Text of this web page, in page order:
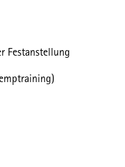
Festanstellung